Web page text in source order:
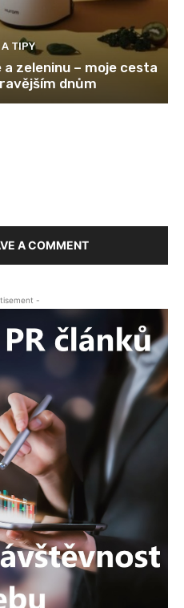
A TIPY
zeleninu – moje cesta
dnům
A COMMENT
-